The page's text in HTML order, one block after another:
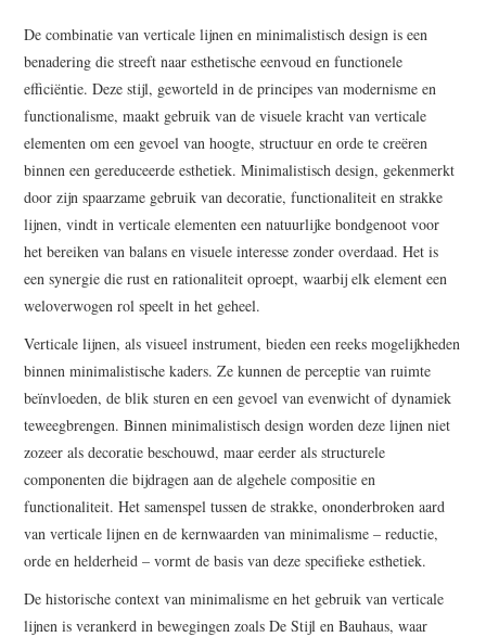
COMPLETE GUIDELINES
De combinatie van verticale lijnen en minimalistisch design is een
benadering die streeft naar esthetische eenvoud en functionele
efficiëntie. Deze stijl, geworteld in de principes van modernisme en
functionalisme, maakt gebruik van de visuele kracht van verticale
elementen om een gevoel van hoogte, structuur en orde te creëren
binnen een gereduceerde esthetiek. Minimalistisch design, gekenmerkt
door zijn spaarzame gebruik van decoratie, functionaliteit en strakke
lijnen, vindt in verticale elementen een natuurlijke bondgenoot voor
het bereiken van balans en visuele interesse zonder overdaad. Het is
een synergie die rust en rationaliteit oproept, waarbij elk element een
weloverwogen rol speelt in het geheel.
Verticale lijnen, als visueel instrument, bieden een reeks mogelijkheden
binnen minimalistische kaders. Ze kunnen de perceptie van ruimte
beïnvloeden, de blik sturen en een gevoel van evenwicht of dynamiek
teweegbrengen. Binnen minimalistisch design worden deze lijnen niet
zozeer als decoratie beschouwd, maar eerder als structurele
componenten die bijdragen aan de algehele compositie en
functionaliteit. Het samenspel tussen de strakke, ononderbroken aard
van verticale lijnen en de kernwaarden van minimalisme – reductie,
orde en helderheid – vormt de basis van deze specifieke esthetiek.
De historische context van minimalisme en het gebruik van verticale
lijnen is verankerd in bewegingen zoals De Stijl en Bauhaus, waar